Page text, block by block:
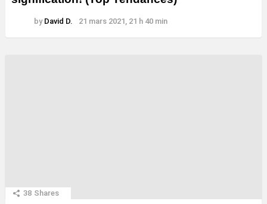
by David D. 21 mars 2021, 21 h 40 min
38 Shares